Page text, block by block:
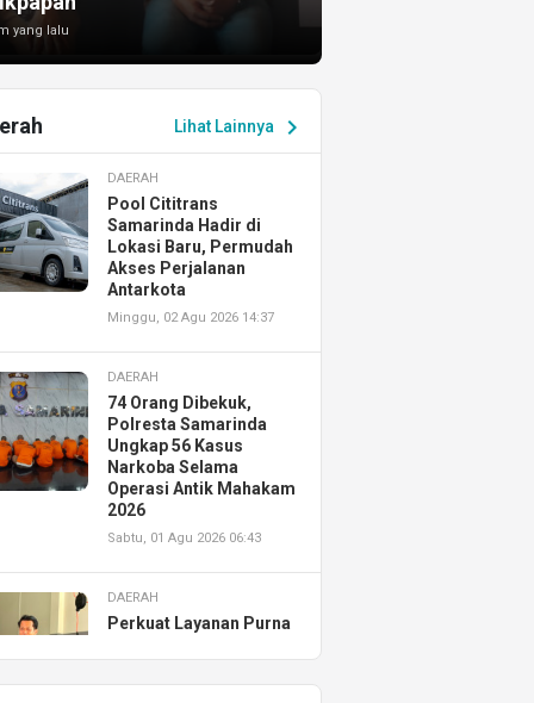
yang lalu
Lihat Lainnya chevron_right
DAERAH
Pool Cititrans
Samarinda Hadir di
Lokasi Baru, Permudah
Akses Perjalanan
Antarkota
Minggu, 02 Agu 2026 14:37
DAERAH
74 Orang Dibekuk,
Polresta Samarinda
Ungkap 56 Kasus
Narkoba Selama
Operasi Antik Mahakam
2026
Sabtu, 01 Agu 2026 06:43
DAERAH
Perkuat Layanan Purna
Resmikan AHASS